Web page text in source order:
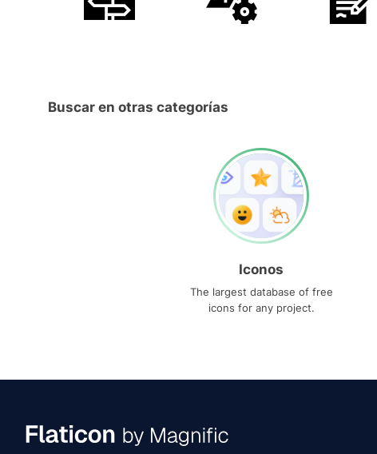
Buscar en otras categorías
Iconos
The largest database of free
icons for any project.